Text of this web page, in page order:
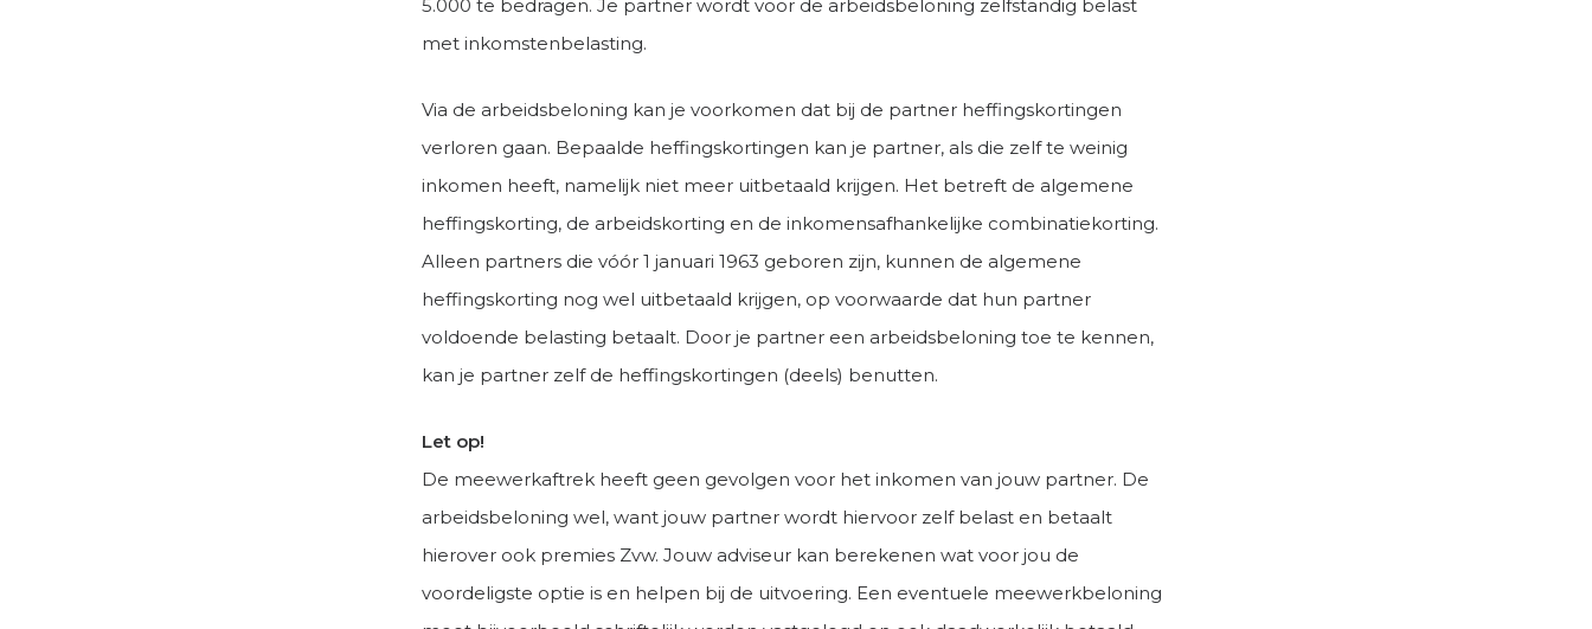
5.000 te bedragen. Je partner wordt voor de arbeidsbeloning zelfstandig belast
met inkomstenbelasting.
Via de arbeidsbeloning kan je voorkomen dat bij de partner heffingskortingen
verloren gaan. Bepaalde heffingskortingen kan je partner, als die zelf te weinig
inkomen heeft, namelijk niet meer uitbetaald krijgen. Het betreft de algemene
heffingskorting, de arbeidskorting en de inkomensafhankelijke combinatiekorting.
Alleen partners die vóór 1 januari 1963 geboren zijn, kunnen de algemene
heffingskorting nog wel uitbetaald krijgen, op voorwaarde dat hun partner
voldoende belasting betaalt. Door je partner een arbeidsbeloning toe te kennen,
kan je partner zelf de heffingskortingen (deels) benutten.
Let op!
De meewerkaftrek heeft geen gevolgen voor het inkomen van jouw partner. De
arbeidsbeloning wel, want jouw partner wordt hiervoor zelf belast en betaalt
hierover ook premies Zvw. Jouw adviseur kan berekenen wat voor jou de
voordeligste optie is en helpen bij de uitvoering. Een eventuele meewerkbeloning